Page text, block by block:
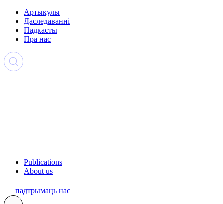
Артыкулы
Даследаванні
Падкасты
Пра нас
Publications
About us
падтрымаць нас